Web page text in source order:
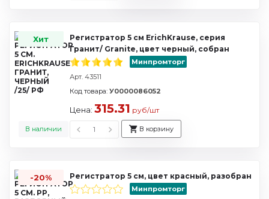
Хит
Регистратор 5 см ErichKrause, серия
Гранит/ Granite, цвет черный, собран
Минпромторг
Арт. 43511
В наличии
Код товара: У0000086052
Цена: 315.31 руб/шт
В корзину
-20% Регистратор 5 см, цвет красный, разобран
Минпромторг